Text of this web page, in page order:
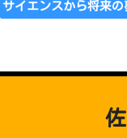
サイエンスから将来